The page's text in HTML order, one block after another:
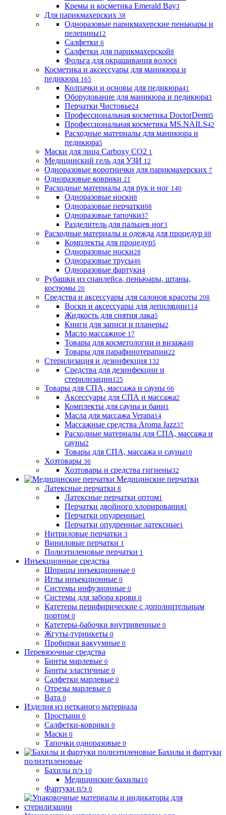
Кремы и косметика Emerald Bay3
Для парикмахерских 38
Одноразовые парикмахерские пеньюары и
пелерины12
Салфетки 6
Салфетки для парикмахерской8
Фольга для окрашивания волос8
Косметика и аксессуары для маникюра и
педикюра 165
Колпачки и основы для педикюра41
Оборудование для маникюра и педикюра3
Перчатки Чистовье24
Профессиональная косметика DoctorDerm5
Профессиональная косметика MS.NAILS42
Расходные материалы для маникюра и
педикюра5
Маски для лица Carboxy CO2 1
Медицинский гель для УЗИ 12
Одноразовые воротнички для парикмахерских 7
Одноразовые коврики 21
Расходные материалы для рук и ног 140
Одноразовые носки8
Одноразовые перчатки88
Одноразовые тапочки37
Разделитель для пальцев ног3
Расходные материалы и одежда для процедур 88
Комплекты для процедур5
Одноразовые носки28
Одноразовые трусы46
Одноразовые фартуки4
Рубашки из спанлейса, пеньюары, штаны,
костюмы 20
Средства и аксессуары для салонов красоты 208
Воски и аксессуары для депиляции114
Жидкость для снятия лака5
Книги для записи и планеры2
Масло массажное 17
Товары для косметологии и визажа48
Товары для парафинотерапии22
Стерилизация и дезинфекция 132
Средства для дезинфекции и
стерилизации125
Товары для СПА, массажа и сауны 66
Аксессуары для СПА и массажа2
Комплекты для сауны и бани1
Масла для массажа Verana14
Массажные средства Aroma Jazz37
Расходные материалы для СПА, массажа и
сауны2
Товары для СПА, массажа и сауны10
Хозтовары 36
Хозтовары и средства гигиены32
Медицинские перчатки
Латексные перчатки 8
Латексные перчатки оптом1
Перчатки двойного хлорирования1
Перчатки опудренные1
Перчатки опудренные латексные1
Нитриловые перчатки 3
Виниловые перчатки 1
Полиэтиленовые перчатки 1
Инъекционные средства
Шприцы инъекционные 0
Иглы инъекционные 0
Системы инфузионные 0
Системы для забора крови 0
Катетеры перифирические с дополнительным
портом 0
Катетеры-бабочки внутривенные 0
Жгуты-турникеты 0
Пробирки вакуумные 0
Перевязочные средства
Бинты марлевые 0
Бинты эластичные 0
Салфетки марлевые 0
Отрезы марлевые 0
Вата 0
Изделия из нетканого материала
Простыни 0
Салфетки-коврики 0
Маски 0
Тапочки одноразовые 0
Бахилы и фартуки
полиэтиленовые
Бахилы п/э 10
Медицинские бахилы10
Фартуки п/э 0